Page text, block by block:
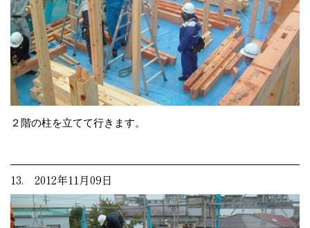
２階の柱を立てて行きます。
13. 2012年11月09日